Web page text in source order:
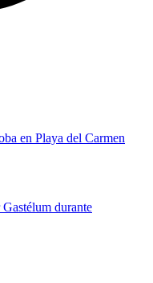
en Playa del Carmen
durante